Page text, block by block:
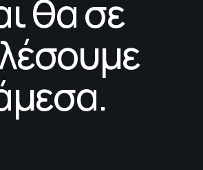
θα σε